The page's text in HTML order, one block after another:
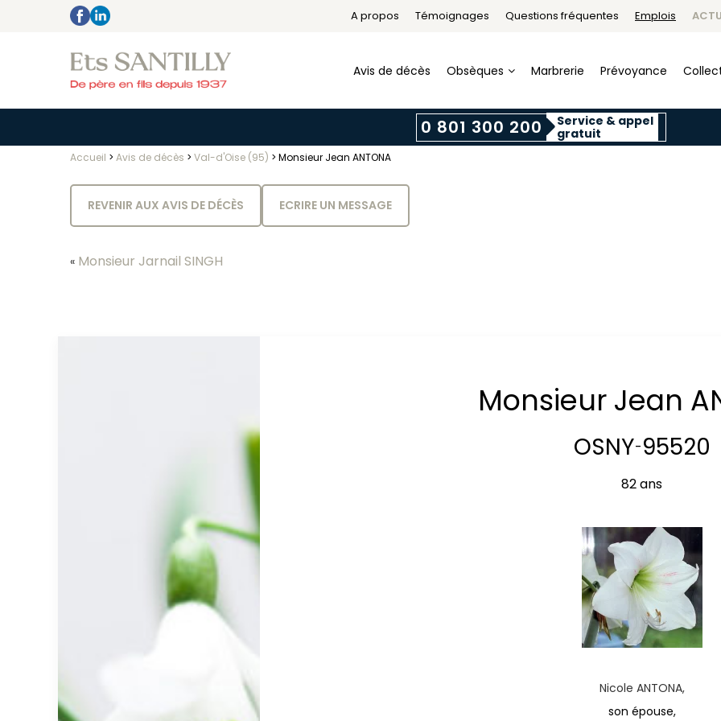
A propos Témoignages Questions fréquentes Emplois
Avis de décès Obsèques Marbrerie Prévoyance
0 801 300 200
Service & appel
gratuit
Accueil > Avis de décès > Val-d'Oise (95) > Monsieur Jean ANTONA
REVENIR AUX AVIS DE DÉCÈS ECRIRE UN MESSAGE
« Monsieur Jarnail SINGH
Monsieur Jean
OSNY-95520
82 ans
Nicole ANTONA,
son épouse,